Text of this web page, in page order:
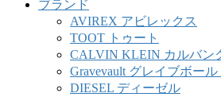
ブランド
AVIREX アビレックス
TOOT トゥート
CALVIN KLEIN カルバン
Gravevault グレイブボール
DIESEL ディーゼル